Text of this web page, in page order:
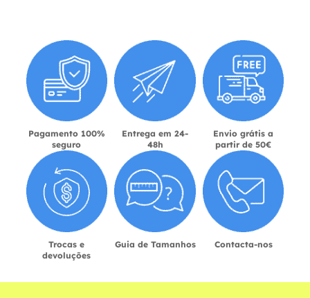
Pagamento 100%
seguro
Entrega em 24-
48h
Envio grátis a
partir de 50€
Trocas e
devoluções
Guia de Tamanhos Contacta-nos